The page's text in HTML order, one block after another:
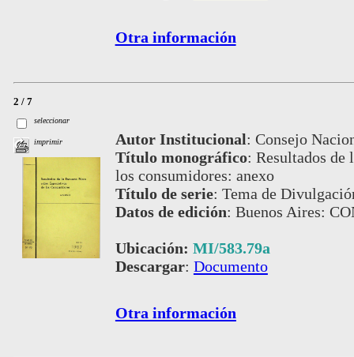
Otra información
2 / 7
seleccionar
imprimir Autor Institucional: Consejo
Título monográfico: Resultados de
los consumidores: anexo
Título de serie: Tema de
Datos de edición: Buenos Aires:
Ubicación: MI/583.79a
Descargar: Documento
Otra información